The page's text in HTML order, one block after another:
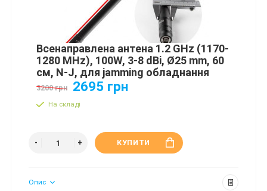
Всенаправлена антена 1.2 GHz (1170-
1280 MHz), 100W, 3-8 dBi, Ø25 mm, 60
см, N-J, для jamming обладнання
3200 грн 2695 грн
На складі
КУПИТИ
Опис